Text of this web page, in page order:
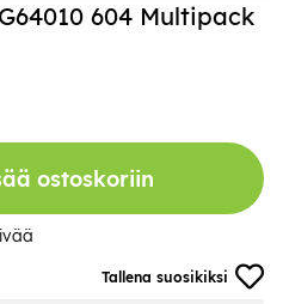
Tallena suosikiksi
604 Multipack
ostoskoriin